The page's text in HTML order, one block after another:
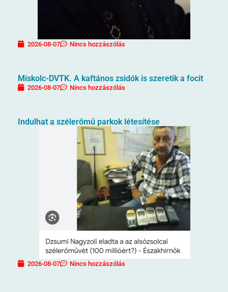
2026-08-07 Nincs hozzászólás
Miskolc-DVTK. A kaftános zsidók is szeretik a focit
2026-08-07 Nincs hozzászólás
Indulhat a szélerőmű parkok létesítése
2026-08-07 Nincs hozzászólás